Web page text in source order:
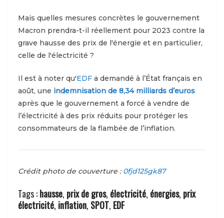
Mais quelles mesures concrètes le gouvernement
Macron prendra-t-il réellement pour 2023 contre la
grave hausse des prix de l'énergie et en particulier,
celle de l'électricité ?
Il est à noter qu'EDF a demandé à l’État français en
août, une indemnisation de 8,34 milliards d’euros
après que le gouvernement a forcé à vendre de
l’électricité à des prix réduits pour protéger les
consommateurs de la flambée de l’inflation.
Crédit photo de couverture : 0fjd125gk87
Tags :hausse, prix de gros, électricité, énergies, prix
électricité, inflation, SPOT, EDF